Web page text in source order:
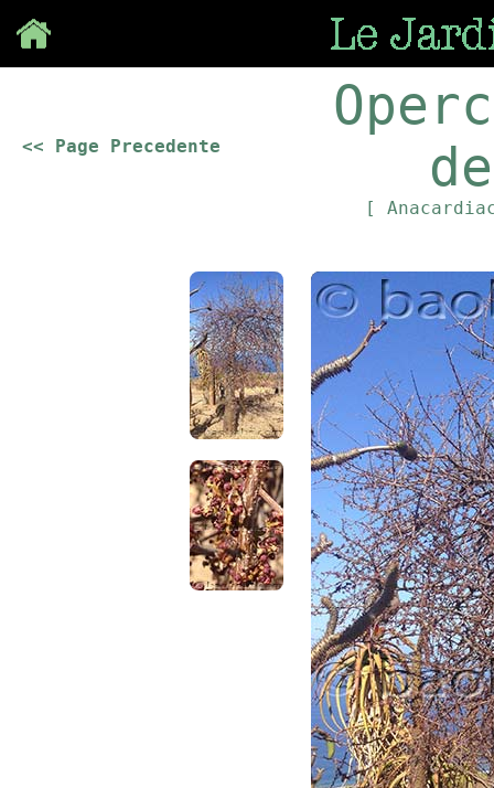
<< Page Precedente
[